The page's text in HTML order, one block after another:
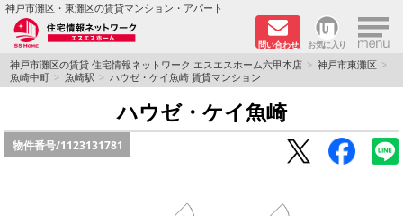
神戸市灘区・東灘区の賃貸マンション・アパート
問い合わせ お気に入り ×
TOPページ
学生さん向け物件
神戸市灘区の賃貸 住宅情報ネットワーク エスエスホーム六甲本店
神戸市東灘区
魚崎中町
魚崎駅 ハウゼ・ケイ魚崎 賃貸マンション
ハウゼ・ケイ魚崎
物件番号/1123131781